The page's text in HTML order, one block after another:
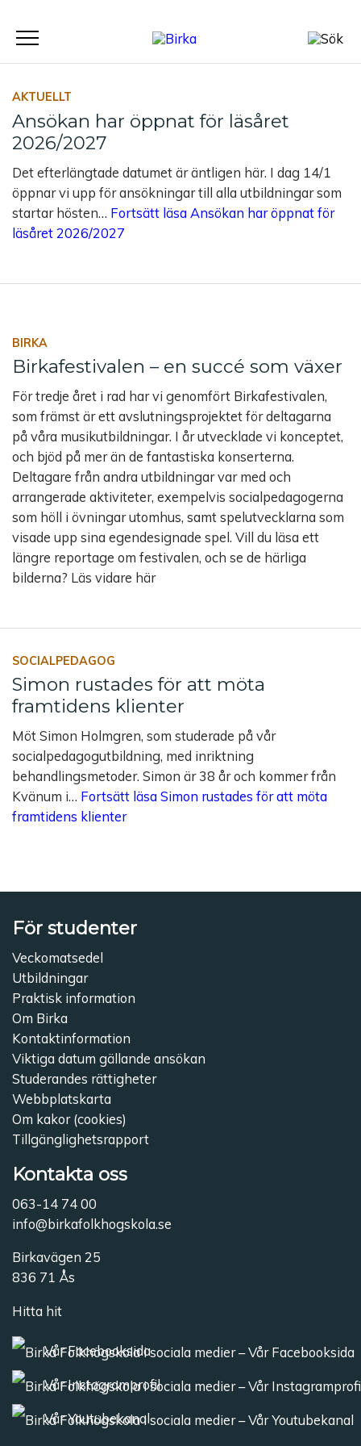
Meny
AKTUELLT
Ansökan har öppnat för läsåret
2026/2027
Det efterlängtade datumet är äntligen här. I dag 14/1
öppnar vi upp för ansökningar till alla utbildningar som
startar hösten… Fortsätt läsa Ansökan har öppnat för
läsåret 2026/2027
BIRKA
Birkafestivalen – en succé som växer
För tredje året i rad har vi genomfört Birkafestivalen,
som främst är ett avslutningsprojektet för deltagarna
på våra musikutbildningar. I år utvecklade vi konceptet,
och bjöd på mer än de fantastiska konserterna.
Deltagare från andra utbildningar var med och
arrangerade aktiviteter, exempelvis socialpedagogerna
som höll i övningar utomhus, samt spelutvecklarna som
visade upp sina egendesignade spel. Vill du läsa ett
längre reportage om festivalen, och se de härliga
bilderna? Läs vidare här
SOCIALPEDAGOG
Simon rustades för att möta
framtidens klienter
Möt Simon Holmgren, som studerade på vår
socialpedagogutbildning, med inriktning
behandlingsmetoder. Simon är 38 år och kommer från
Kvänum i… Fortsätt läsa Simon rustades för att möta
framtidens klienter
För studenter
Veckomatsedel
Utbildningar
Praktisk information
Om Birka
Kontaktinformation
Viktiga datum gällande ansökan
Studerandes rättigheter
Webbplatskarta
Om kakor (cookies)
Tillgänglighetsrapport
Kontakta oss
063-14 74 00
info@birkafolkhogskola.se
Birkavägen 25
836 71 Ås
Hitta hit
Vår Facebooksida
Vår Instagramprofil
Vår Youtubekanal